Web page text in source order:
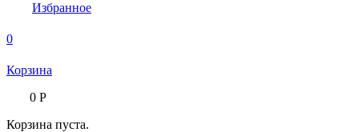
Избранное
0
Корзина
0Р
Корзина пуста.